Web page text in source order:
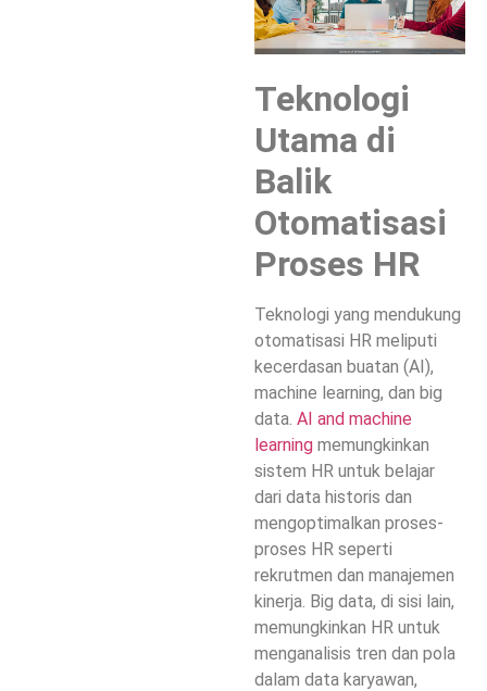
Teknologi
Utama di
Balik
Otomatisasi
Proses HR
Teknologi yang mendukung
otomatisasi HR meliputi
kecerdasan buatan (AI),
machine learning, dan big
data. AI and machine
learning memungkinkan
sistem HR untuk belajar
dari data historis dan
mengoptimalkan proses-
proses HR seperti
rekrutmen dan manajemen
kinerja. Big data, di sisi lain,
memungkinkan HR untuk
menganalisis tren dan pola
dalam data karyawan,